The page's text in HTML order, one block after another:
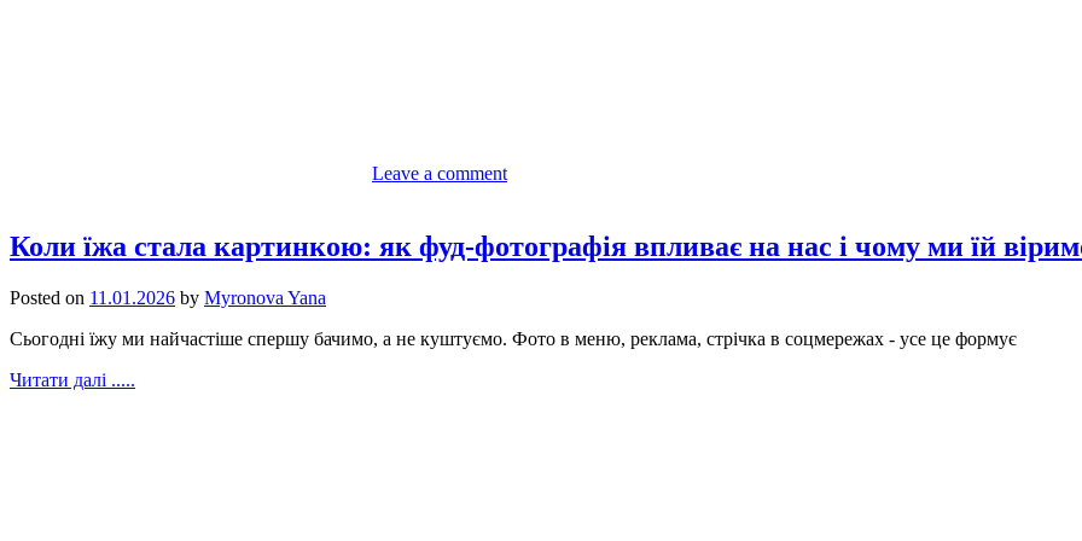
Leave a comment
Коли їжа стала картинкою: як фуд-фотографія впливає на нас і чому ми їй
Posted on 11.01.2026 by Myronova Yana
Сьогодні їжу ми найчастіше спершу бачимо, а не куштуємо. Фото в меню, реклама, стрічка в соцмережах - усе це формує
Читати далі .....